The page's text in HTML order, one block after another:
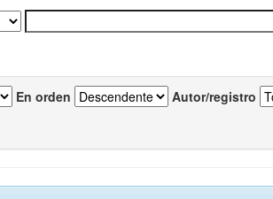
En orden Autor/registro